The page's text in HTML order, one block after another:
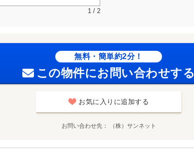
1 / 2
無料・簡単約2分！
この物件にお問い合わせする
お気に入りに追加する
お問い合わせ先 （株）サンネット